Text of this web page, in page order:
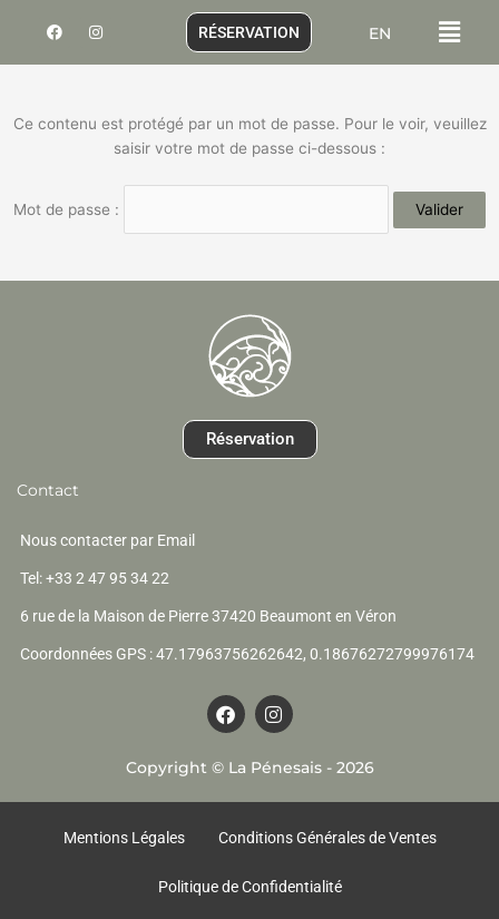
F
a
e
o
k
I
n
t
r
a
RÉSERVATION EN Menu
Ce contenu est protégé par un mot de passe. Pour le voir, veuillez
saisir votre mot de passe ci-dessous :
Mot de passe :
Réservation
Contact
Nous contacter par Email
Tel: +33 2 47 95 34 22
6 rue de la Maison de Pierre 37420 Beaumont en Véron
Coordonnées GPS : 47.17963756262642, 0.18676272799976174
F
a
e
b
o
k
I
n
t
a
g
a
Copyright © La Pénesais - 2026
Mentions Légales Conditions Générales de Ventes
Politique de Confidentialité